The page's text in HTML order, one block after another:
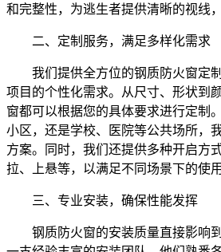
和完整性，为逃生者提供清晰的视线
二、定制服务，满足多样化需求
我们提供全方位的钢质防火窗定
项目的个性化需求。从尺寸、形状到
窗都可以根据您的具体要求进行定制
小区，还是学校、医院等公共场所，
方案。同时，我们还提供多种开启方
拉、上悬等，以满足不同场景下的使用
三、专业安装，确保性能发挥
钢质防火窗的安装质量直接影响到